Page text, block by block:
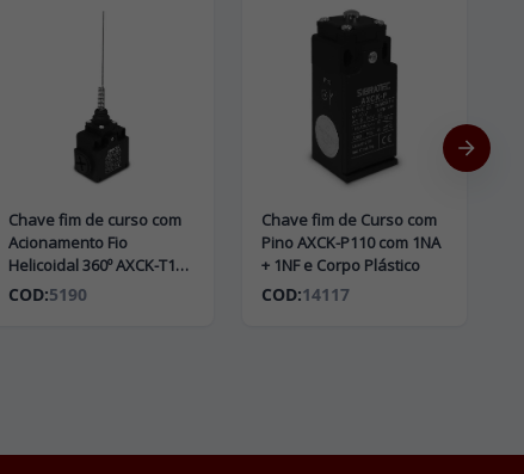
Chave fim de curso com
Acionamento Fio
Helicoidal 360º AXCK-T106
com 1NA + 1NF e Corpo
COD:5190
Chave fim de Curso com
Pino AXCK-P110 com 1NA
+ 1NF e Corpo Plástico
COD:14117